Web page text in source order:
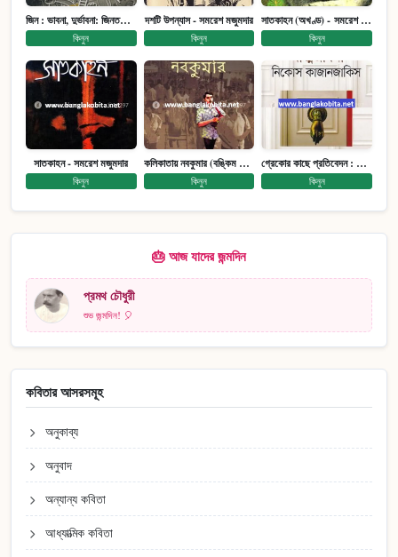
জিন : ভাবনা, দুর্ভাবনা: জিনতত্ত্ব সমাজ ইতিহাস (পেপারব্যাক)
কিনুন
দশটি উপন্যাস - সমরেশ মজুমদার
কিনুন
সাতকাহন (অখণ্ড) - সমরেশ মজুমদার
কিনুন
সাতকাহন - সমরেশ মজুমদার
কিনুন
কলিকাতায় নবকুমার (বঙ্কিম পুরষ্কারে সম্মানিত)(মানবিক মেগা উপন্যাস)
কিনুন
গ্রেকোর কাছে প্রতিবেদন : আত্মজীবনী
কিনুন
🎂 আজ যাদের জন্মদিন
প্রমথ চৌধুরী
শুভ জন্মদিন! 🎈
কবিতার আসরসমূহ
অনুকাব্য
অনুবাদ
অন্যান্য কবিতা
আধ্যাত্মিক কবিতা